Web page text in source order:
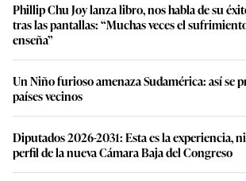
Phillip Chu Joy lanza libro, nos habla de su
tras las pantallas: “Muchas veces el
enseña”
Un Niño furioso amenaza Sudamérica: así se
países vecinos
Diputados 2026-2031: Esta es la experiencia,
perfil de la nueva Cámara Baja del Congreso